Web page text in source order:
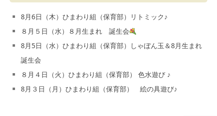
8月6日（木）ひまわり組（保育部）リトミック♪
８月５日（水）８月生まれ 誕生会
8月5日（水）ひまわり組（保育部）しゃぼん玉＆8月生まれ
誕生会
８月４日（火）ひまわり組（保育部） 色水遊び ♪
8月３日（月）ひまわり組（保育部） 絵の具遊び♪